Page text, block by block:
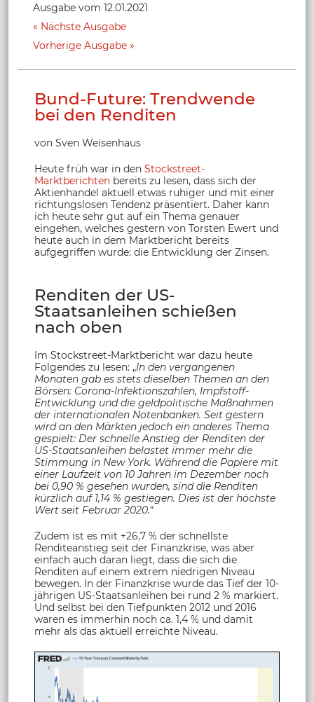
Ausgabe vom 12.01.2021
Nächste Ausgabe
Vorherige Ausgabe
Bund-Future: Trendwende
bei den Renditen
von Sven Weisenhaus
Heute früh war in den Stockstreet-
Marktberichten bereits zu lesen, dass sich der
Aktienhandel aktuell etwas ruhiger und mit einer
richtungslosen Tendenz präsentiert. Daher kann
ich heute sehr gut auf ein Thema genauer
eingehen, welches gestern von Torsten Ewert und
heute auch in dem Marktbericht bereits
aufgegriffen wurde: die Entwicklung der Zinsen.
Renditen der US-
Staatsanleihen schießen
nach oben
Im Stockstreet-Marktbericht war dazu heute
Folgendes zu lesen: „In den vergangenen
Monaten gab es stets dieselben Themen an den
Börsen: Corona-Infektionszahlen, Impfstoff-
Entwicklung und die geldpolitische Maßnahmen
der internationalen Notenbanken. Seit gestern
wird an den Märkten jedoch ein anderes Thema
gespielt: Der schnelle Anstieg der Renditen der
US-Staatsanleihen belastet immer mehr die
Stimmung in New York. Während die Papiere mit
einer Laufzeit von 10 Jahren im Dezember noch
bei 0,90 % gesehen wurden, sind die Renditen
kürzlich auf 1,14 % gestiegen. Dies ist der höchste
Wert seit Februar 2020.“
Zudem ist es mit +26,7 % der schnellste
Renditeanstieg seit der Finanzkrise, was aber
einfach auch daran liegt, dass die sich die
Renditen auf einem extrem niedrigen Niveau
bewegen. In der Finanzkrise wurde das Tief der 10-
jährigen US-Staatsanleihen bei rund 2 % markiert.
Und selbst bei den Tiefpunkten 2012 und 2016
waren es immerhin noch ca. 1,4 % und damit
mehr als das aktuell erreichte Niveau.